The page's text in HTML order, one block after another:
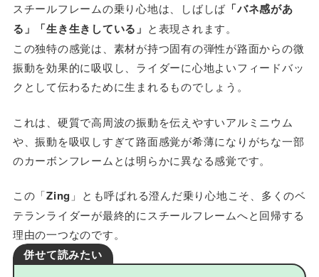
スチールフレームの乗り心地は、しばしば 「バネ感があ
る」「生き生きしている」 と表現されます。
この独特の感覚は、素材が持つ固有の弾性が路面からの微
振動を効果的に吸収し、ライダーに心地よいフィードバッ
クとして伝わるために生まれるものでしょう。
これは、硬質で高周波の振動を伝えやすいアルミニウム
や、振動を吸収しすぎて路面感覚が希薄になりがちな一部
のカーボンフレームとは明らかに異なる感覚です。
この「Zing 」とも呼ばれる澄んだ乗り心地こそ、多くのベ
テランライダーが最終的にスチールフレームへと回帰する
理由の一つなのです。
併せて読みたい